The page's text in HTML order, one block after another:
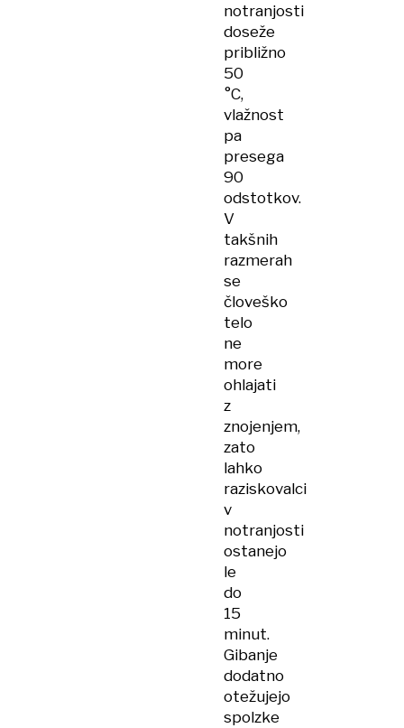
notranjosti
doseže
približno
50
°C,
vlažnost
pa
presega
90
odstotkov.
V
takšnih
razmerah
se
človeško
telo
ne
more
ohlajati
z
znojenjem,
zato
lahko
raziskovalci
v
notranjosti
ostanejo
le
do
15
minut.
Gibanje
dodatno
otežujejo
spolzke